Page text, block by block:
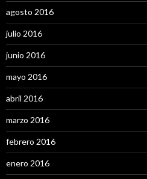
agosto 2016
julio 2016
junio 2016
mayo 2016
abril 2016
marzo 2016
febrero 2016
enero 2016